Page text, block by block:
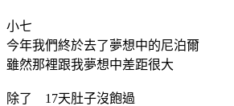
小七
今年我們終於去了夢想中的尼泊爾
雖然那裡跟我夢想中差距很大
除了 17天肚子沒飽過